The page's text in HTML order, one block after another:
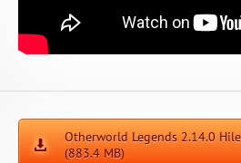
Otherworld Legends 2.14.0
(883.4 MB)